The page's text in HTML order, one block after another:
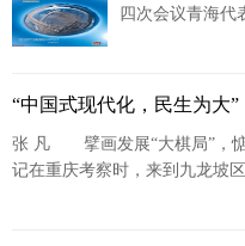
四次会议青海代
源，贯彻创新
“中国式现代化，民生为大”
张 凡 擘画发展“大棋局”，惦
记在重庆考察时，来到九龙坡